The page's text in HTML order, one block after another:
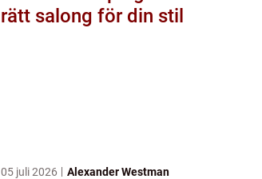
rätt salong för din stil
05 juli 2026 Alexander Westman